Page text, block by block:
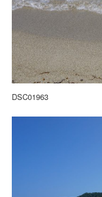
DSC01963